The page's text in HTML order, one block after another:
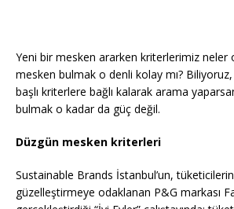
Yeni bir mesken ararken kriterlerimiz neler
mesken bulmak o denli kolay mı?
başlı kriterlere bağlı kalarak arama
bulmak o kadar da güç değil.
Düzgün mesken kriterleri
Sustainable Brands İstanbul’un, tüketicilerin
güzelleştirmeye odaklanan P&G markası